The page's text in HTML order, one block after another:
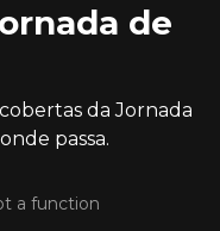
de
da Jornada
passa.
a function